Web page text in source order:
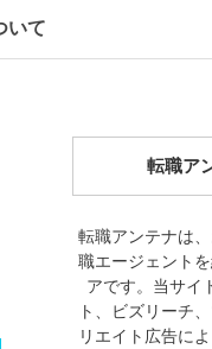
いて
転職ア
転職アンテナは
職エージェント
アです。当サイ
ト、ビズリーチ
リエイト広告に